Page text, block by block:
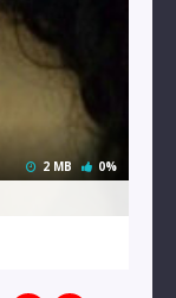
2 MB 0%